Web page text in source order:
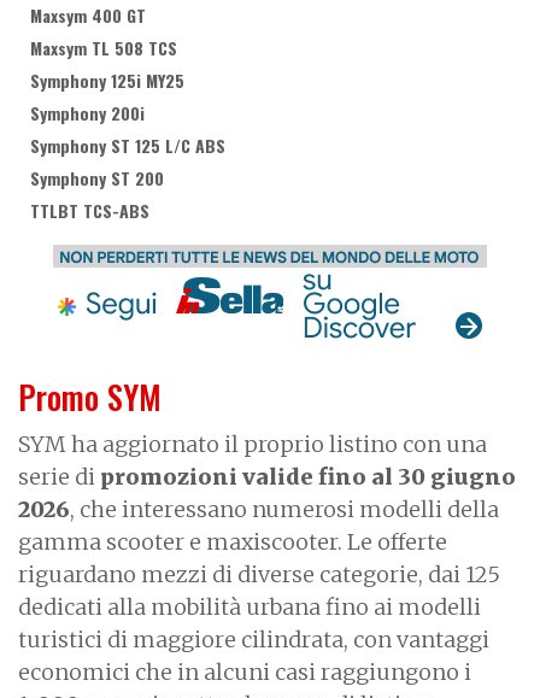
Promo SYM
SYM ha aggiornato il proprio listino con una
serie di promozioni valide fino al 30 giugno
2026, che interessano numerosi modelli della
gamma scooter e maxiscooter. Le offerte
riguardano mezzi di diverse categorie, dai 125
dedicati alla mobilità urbana fino ai modelli
turistici di maggiore cilindrata, con vantaggi
economici che in alcuni casi raggiungono i
Maxsym 400 GT
Maxsym TL 508 TCS
Symphony 125i MY25
Symphony 200i
Symphony ST 125 L/C ABS
Symphony ST 200
TTLBT TCS-ABS